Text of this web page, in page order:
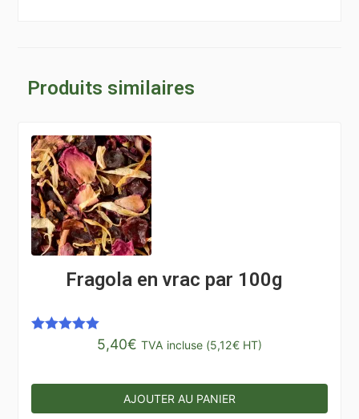
Produits similaires
Fragola en vrac par 100g
5,40€ TVA incluse (5,12€ HT)
AJOUTER AU PANIER